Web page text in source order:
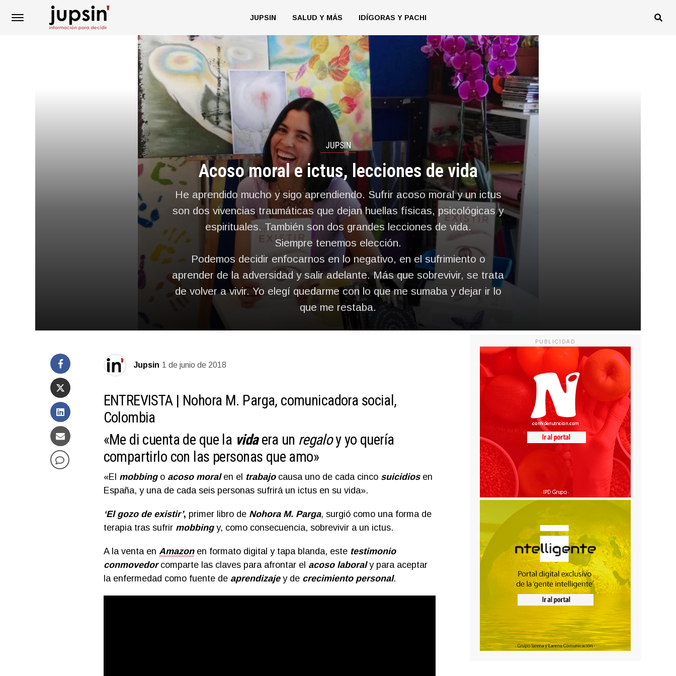
JUPSIN SALUD Y MÁS IDÍGORAS Y PACHI
JUPSIN
Acoso moral e ictus, lecciones de vida
He aprendido mucho y sigo aprendiendo. Sufrir acoso moral y un ictus
son dos vivencias traumáticas que dejan huellas físicas, psicológicas y
espirituales. También son dos grandes lecciones de vida.
Siempre tenemos elección.
Podemos decidir enfocarnos en lo negativo, en el sufrimiento o
aprender de la adversidad y salir adelante. Más que sobrevivir, se trata
de volver a vivir. Yo elegí quedarme con lo que me sumaba y dejar ir lo
que me restaba.
Jupsin 1 de junio de 2018
ENTREVISTA | Nohora M. Parga, comunicadora social,
Colombia
«Me di cuenta de que la vida era un regaloy yo quería
compartirlo con las personas que amo»
«El mobbingo acoso moralen el trabajocausa uno de cada cinco suicidiosen
España, y una de cada seis personas sufrirá un ictus en su vida».
‘El gozo de existir’, primer libro de Nohora M. Parga, surgió como una forma de
terapia tras sufrir mobbingy, como consecuencia, sobrevivir a un ictus.
A la venta en Amazonen formato digital y tapa blanda, este testimonio
conmovedorcomparte las claves para afrontar el acoso laboraly para aceptar
la enfermedad como fuente de aprendizajey de crecimiento personal.
PUBLICIDAD